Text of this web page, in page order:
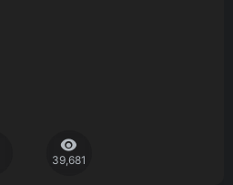
39,681